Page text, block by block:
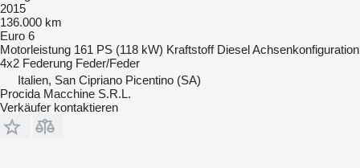
2015
136.000 km
Euro 6
Motorleistung 161 PS (118 kW) Kraftstoff DieselAchsenkonfiguration
4x2 Federung Feder/Feder
Italien, San Cipriano Picentino (SA)
Procida Macchine S.R.L.
Verkäufer kontaktieren